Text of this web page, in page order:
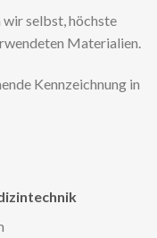
wir selbst, höchste
Materialien.
Kennzeichnung in